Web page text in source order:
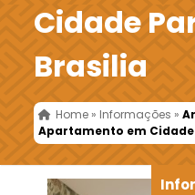
Cidade
Brasilia
Home » Informações »
Apartamento em